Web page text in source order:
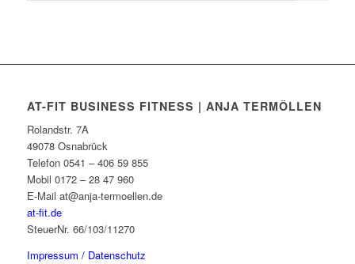
AT-FIT BUSINESS FITNESS | ANJA TERMÖLLEN
Rolandstr. 7A
49078 Osnabrück
Telefon 0541 – 406 59 855
Mobil 0172 – 28 47 960
E-Mail at@anja-termoellen.de
at-fit.de
SteuerNr. 66/103/11270
Impressum / Datenschutz